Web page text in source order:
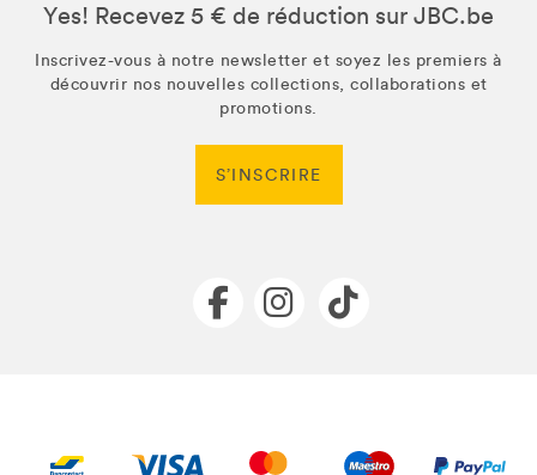
Yes! Recevez 5 € de réduction sur JBC.be
Inscrivez-vous à notre newsletter et soyez les premiers à
découvrir nos nouvelles collections, collaborations et
promotions.
S’INSCRIRE